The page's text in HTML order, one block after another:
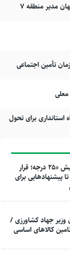
مدیر منطقه ۷
تأمین اجتماعی
برای تحول
روایت شهروندان اصفهانی از پویش «۲۵ درجه؛ قرار
پیشنهادهایی برای
وزیر جهاد کشاورزی /
کالاهای اساسی